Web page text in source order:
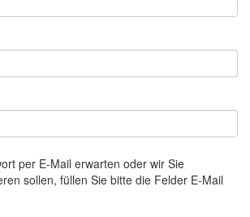
per E-Mail erwarten oder wir Sie
sollen, füllen Sie bitte die Felder E-Mail